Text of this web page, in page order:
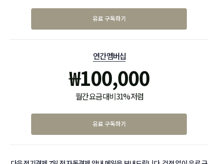
유료 구독하기
연간 멤버십
₩100,000
월간 요금 대비 31% 저렴
유료 구독하기